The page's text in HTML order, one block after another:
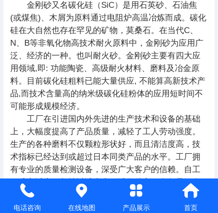
金刚砂又名碳化硅（SiC）是用石英砂、石油焦
(或煤焦)、木屑为原料通过电阻炉高温冶炼而成。碳化
硅在大自然也存在罕见的矿物，莫桑石。在当代C、
N、B等非氧化物高技术耐火原料中，金刚砂为应用广
泛、经济的一种。也叫耐火砂。金刚砂主要有四大应
用领域,即: 功能陶瓷、高级耐火材料、磨料及冶金原
料。目前碳化硅粗料已能大量供应, 不能算高新技术产
品,而技术含量高的纳米级碳化硅粉体的应用短时间不
可能形成规模经济。
工厂在引进国内外先进的生产技术和设备的基础
上，大幅度提高了产品质量，减轻了工人劳动强度。
生产的各种磨料不仅颗粒形状好，而且清洁度高，技
术指标已经达到或超过日本同类产品的水平。工厂拥
有专业的质量检测设备，深受广大客户的信赖。自工
厂成立以来，坚持以诚为本，诚信待客，在各界朋友
的支持和帮助下，发展迅速，2010年宏光磨料新厂房
搬迁到蒋垛工业集中区，进一步扩大厂房面积和生产
电话咨询 在线地图 产品展示 首页